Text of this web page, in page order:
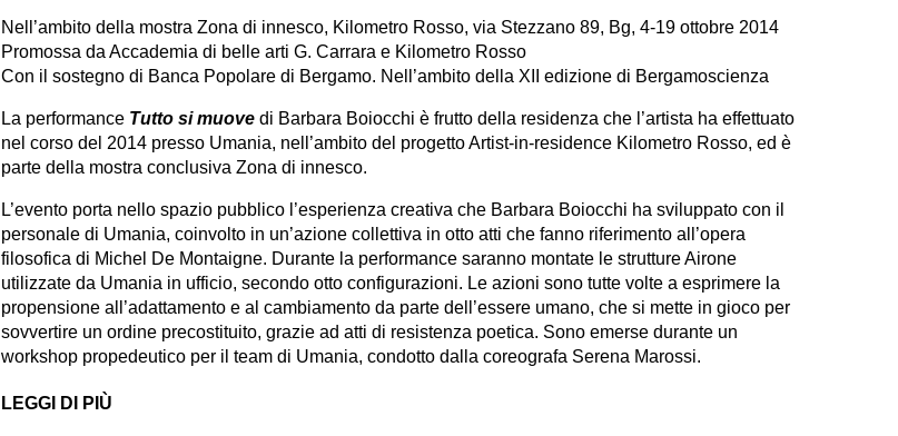
Nell’ambito della mostra Zona di innesco, Kilometro Rosso, via Stezzano 89, Bg, 4-19 ottobre 2014
Promossa da Accademia di belle arti G. Carrara e Kilometro Rosso
Con il sostegno di Banca Popolare di Bergamo. Nell’ambito della XII edizione di Bergamoscienza
La performance Tutto si muove di Barbara Boiocchi è frutto della residenza che l’artista ha effettuato
nel corso del 2014 presso Umania, nell’ambito del progetto Artist-in-residence Kilometro Rosso, ed è
parte della mostra conclusiva Zona di innesco.
L’evento porta nello spazio pubblico l’esperienza creativa che Barbara Boiocchi ha sviluppato con il
personale di Umania, coinvolto in un’azione collettiva in otto atti che fanno riferimento all’opera
filosofica di Michel De Montaigne. Durante la performance saranno montate le strutture Airone
utilizzate da Umania in ufficio, secondo otto configurazioni. Le azioni sono tutte volte a esprimere la
propensione all’adattamento e al cambiamento da parte dell’essere umano, che si mette in gioco per
sovvertire un ordine precostituito, grazie ad atti di resistenza poetica. Sono emerse durante un
workshop propedeutico per il team di Umania, condotto dalla coreografa Serena Marossi.
LEGGI DI PIÙ